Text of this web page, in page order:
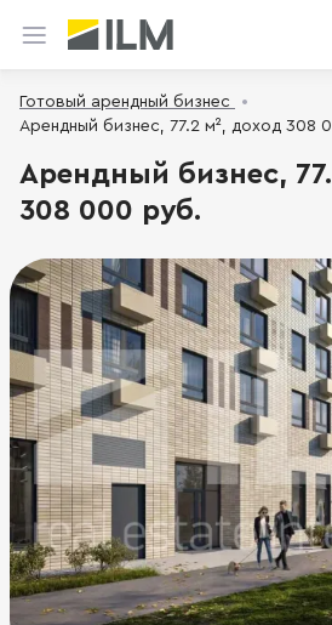
Готовый арендный бизнес
Арендный бизнес, 77.2 м², доход 308
Арендный бизнес,
308 000 руб.